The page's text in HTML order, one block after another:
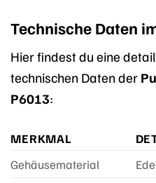
Technische Daten
Hier findest du eine
technischen Daten der
P6013:
MERKMAL
Gehäusematerial